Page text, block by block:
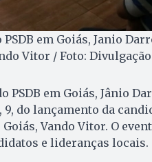
em Goiás, Janio
Vitor / Foto: Divulgação
PSDB em Goiás, Jânio
do lançamento da
Vando Vitor. O
e lideranças locais.